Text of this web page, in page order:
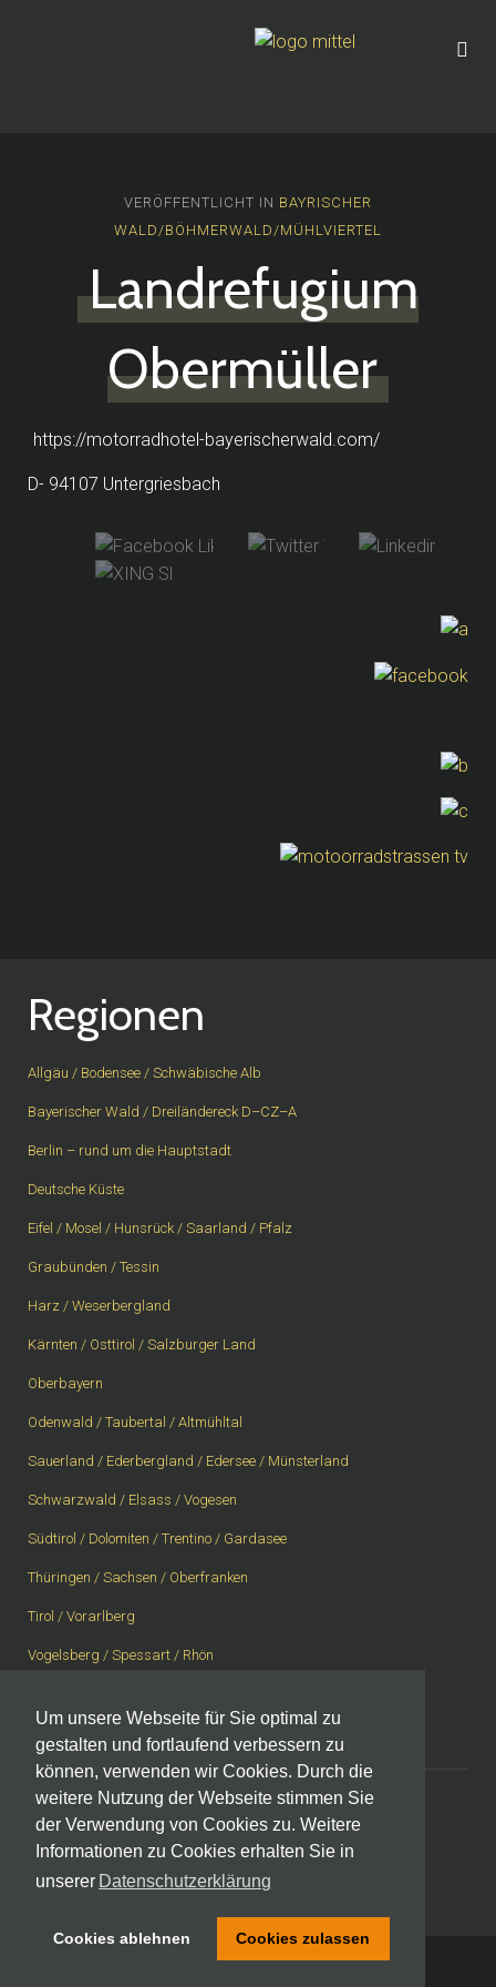
Um unsere Webseite für Sie optimal zu
gestalten und fortlaufend verbessern zu
können, verwenden wir Cookies. Durch die
weitere Nutzung der Webseite stimmen Sie
der Verwendung von Cookies zu. Weitere
Informationen zu Cookies erhalten Sie in
unserer Datenschutzerklärung
Cookies ablehnen Cookies zulassen
VERÖFFENTLICHT IN BAYRISCHER
WALD/BÖHMERWALD/MÜHLVIERTEL
Landrefugium
Obermüller
https://motorradhotel-bayerischerwald.com/
D- 94107 Untergriesbach
Regionen
Allgäu / Bodensee / Schwäbische Alb
Bayerischer Wald / Dreiländereck D–CZ–A
Berlin – rund um die Hauptstadt
Deutsche Küste
Eifel / Mosel / Hunsrück / Saarland / Pfalz
Graubünden / Tessin
Harz / Weserbergland
Kärnten / Osttirol / Salzburger Land
Oberbayern
Odenwald / Taubertal / Altmühltal
Sauerland / Ederbergland / Edersee / Münsterland
Schwarzwald / Elsass / Vogesen
Südtirol / Dolomiten / Trentino / Gardasee
Thüringen / Sachsen / Oberfranken
Tirol / Vorarlberg
Vogelsberg / Spessart / Rhön
Impressum|Datenschutzerklärung